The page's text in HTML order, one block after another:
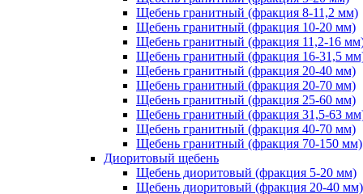
Щебень гранитный (фракция 8-11,2 мм)
Щебень гранитный (фракция 10-20 мм)
Щебень гранитный (фракция 11,2-16
Щебень гранитный (фракция 16-31,5
Щебень гранитный (фракция 20-40 мм)
Щебень гранитный (фракция 20-70 мм)
Щебень гранитный (фракция 25-60 мм)
Щебень гранитный (фракция 31,5-63
Щебень гранитный (фракция 40-70 мм)
Щебень гранитный (фракция 70-150 мм)
Диоритовый щебень
Щебень диоритовый (фракция 5-20 мм)
Щебень диоритовый (фракция 20-40 мм)